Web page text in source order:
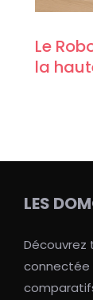
Le
la
LES
Découvrez
connectée